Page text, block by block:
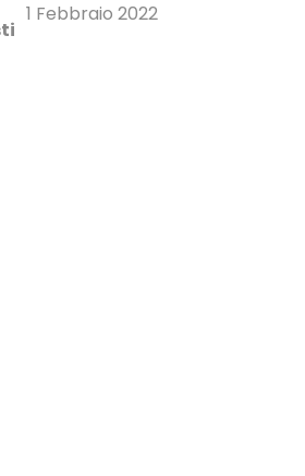
1 Febbraio 2022